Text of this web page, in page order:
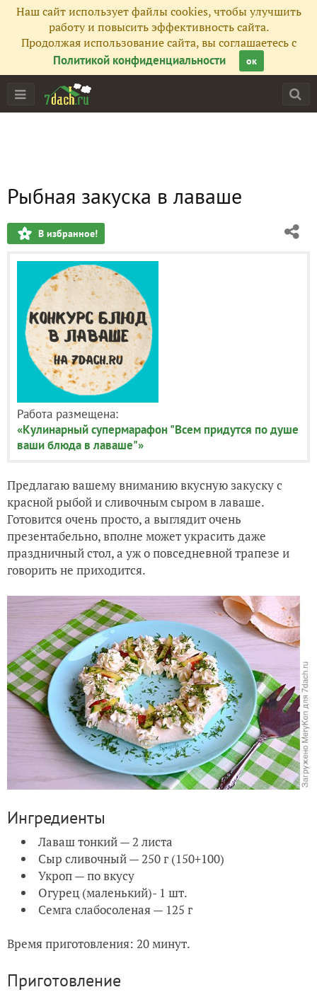
Наш сайт использует файлы cookies, чтобы улучшить
работу и повысить эффективность сайта.
Продолжая использование сайта, вы соглашаетесь с
Политикой конфиденциальности
ок
Рыбная закуска в лаваше
В избранное!
Работа размещена:
«Кулинарный супермарафон "Всем придутся по душе
ваши блюда в лаваше"»
Предлагаю вашему вниманию вкусную закуску с
красной рыбой и сливочным сыром в лаваше.
Готовится очень просто, а выглядит очень
презентабельно, вполне может украсить даже
праздничный стол, а уж о повседневной трапезе и
говорить не приходится.
Ингредиенты
Лаваш тонкий — 2 листа
Сыр сливочный — 250 г (150+100)
Укроп — по вкусу
Огурец (маленький)- 1 шт.
Семга слабосоленая — 125 г
Время приготовления: 20 минут.
Приготовление